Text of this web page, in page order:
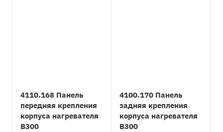
4110.168 Панель
передняя крепления
корпуса нагревателя
B300
4100.170 Панель
задняя крепления
корпуса нагревателя
B300